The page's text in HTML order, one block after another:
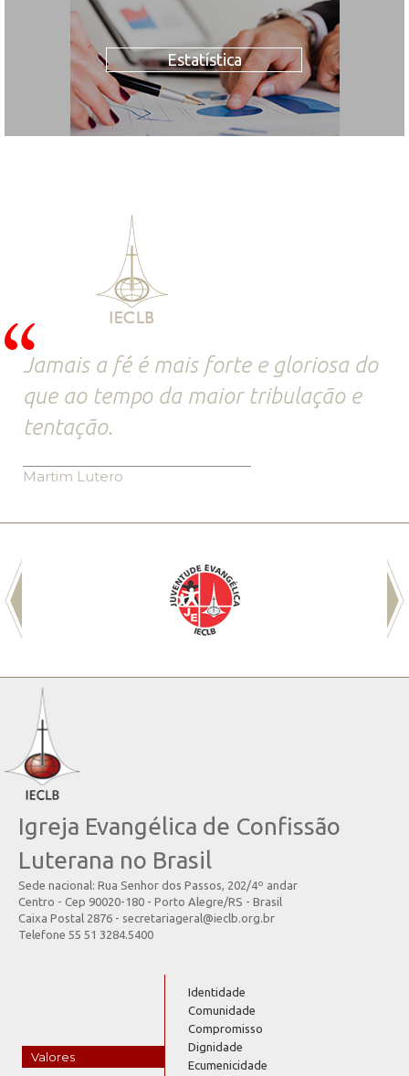
Estatística
Jamais a fé é mais forte e gloriosa do
que ao tempo da maior tribulação e
tentação.
Martim Lutero
Igreja Evangélica de Confissão
Luterana no Brasil
Sede nacional: Rua Senhor dos Passos, 202/4º andar
Centro - Cep 90020-180 - Porto Alegre/RS - Brasil
Caixa Postal 2876 - secretariageral@ieclb.org.br
Telefone 55 51 3284.5400
Valores
Identidade
Comunidade
Compromisso
Dignidade
Ecumenicidade